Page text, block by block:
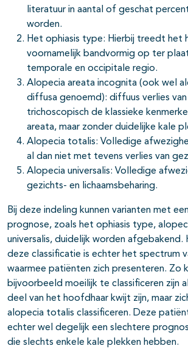
literatuur in aantal of geschat
worden.
Het ophiasis type: Hierbij treedt het
voornamelijk bandvormig op ter
temporale en occipitale regio.
Alopecia areata incognita (ook wel
diffusa genoemd): diffuus verlies
trichoscopisch de klassieke
areata, maar zonder duidelijke kale
Alopecia totalis: Volledige
al dan niet met tevens verlies van
Alopecia universalis: Volledige
gezichts- en lichaamsbeharing.
Bij deze indeling kunnen varianten met
prognose, zoals het ophiasis type,
universalis, duidelijk worden afgebakend.
deze classificatie is echter het spectrum
waarmee patiënten zich presenteren. Zo
bijvoorbeeld moeilijk te classificeren zijn
deel van het hoofdhaar kwijt zijn, maar
alopecia totalis classificeren. Deze
echter wel degelijk een slechtere
die slechts enkele kale plekken hebben.